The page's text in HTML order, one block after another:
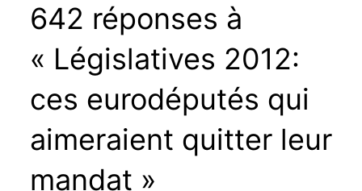
642 réponses à
« Législatives 2012:
ces eurodéputés qui
aimeraient quitter leur
mandat »